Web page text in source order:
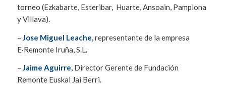
torneo (Ezkabarte, Esteribar, Huarte, Ansoain, Pamplona
y Villava).
– Jose Miguel Leache,representante de la empresa
E·Remonte Iruña, S.L.
– Jaime Aguirre,Director Gerente de Fundación
Remonte Euskal Jai Berri.